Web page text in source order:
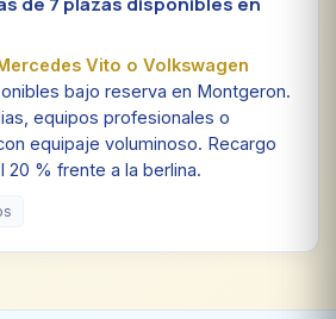
Vito o Volkswagen
bajo reserva en Montgeron.
equipos profesionales o
equipaje voluminoso. Recargo
20 % frente a la berlina.